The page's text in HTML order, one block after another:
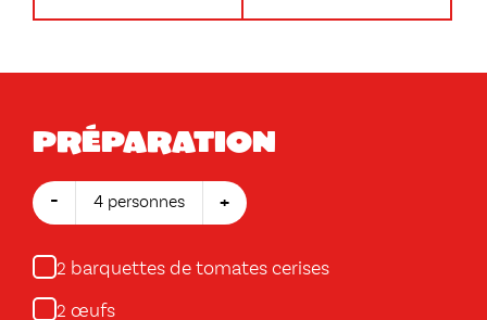
Préparation
- 4 personnes +
2 barquettes de tomates cerises
2 œufs